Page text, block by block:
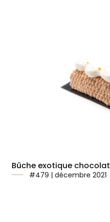
Bûche exotique chocolat
#479 | décembre 2021